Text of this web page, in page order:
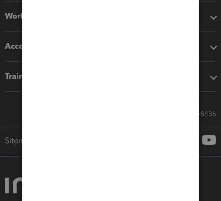
Workflow add-ons
Accounting solutions
Training & support
Call Sales: 833-564-8436
Sitemap